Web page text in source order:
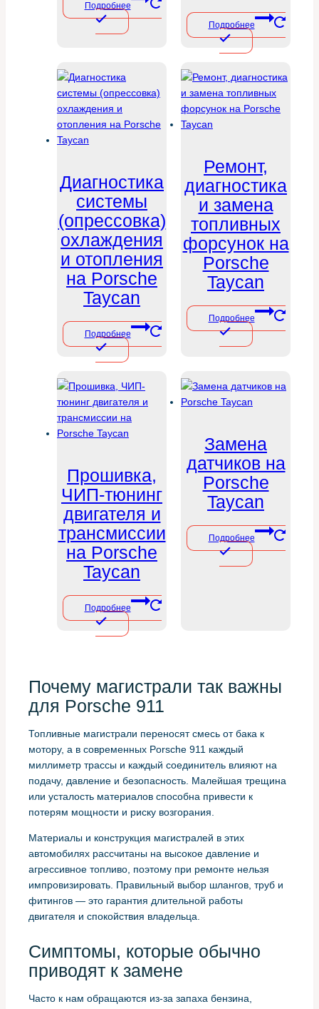
Подробнее
Подробнее
Диагностика
системы
(опрессовка)
охлаждения
и отопления
на Porsche
Taycan
Подробнее
Ремонт,
диагностика
и замена
топливных
форсунок на
Porsche
Taycan
Подробнее
Прошивка,
ЧИП-тюнинг
двигателя и
трансмиссии
на Porsche
Taycan
Подробнее
Замена
датчиков на
Porsche
Taycan
Подробнее
Почему магистрали так важны
для Porsche 911
Топливные магистрали переносят смесь от бака к
мотору, а в современных Porsche 911 каждый
миллиметр трассы и каждый соединитель влияют на
подачу, давление и безопасность. Малейшая трещина
или усталость материалов способна привести к
потерям мощности и риску возгорания.
Материалы и конструкция магистралей в этих
автомобилях рассчитаны на высокое давление и
агрессивное топливо, поэтому при ремонте нельзя
импровизировать. Правильный выбор шлангов, труб и
фитингов — это гарантия длительной работы
двигателя и спокойствия владельца.
Симптомы, которые обычно
приводят к замене
Часто к нам обращаются из-за запаха бензина,